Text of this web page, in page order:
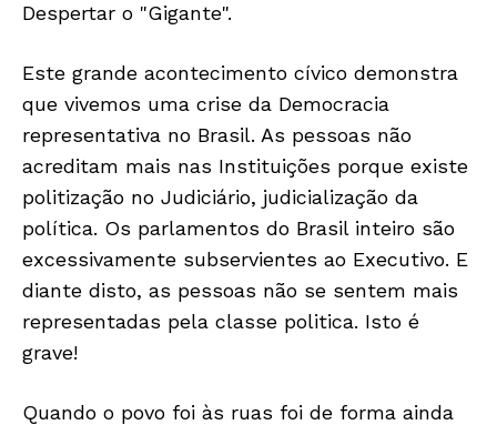
Despertar o "Gigante".
Este grande acontecimento cívico demonstra
que vivemos uma crise da Democracia
representativa no Brasil. As pessoas não
acreditam mais nas Instituições porque existe
politização no Judiciário, judicialização da
política. Os parlamentos do Brasil inteiro são
excessivamente subservientes ao Executivo. E
diante disto, as pessoas não se sentem mais
representadas pela classe politica. Isto é
grave!
Quando o povo foi às ruas foi de forma ainda